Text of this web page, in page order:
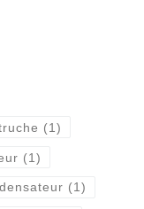
(1)
(1)
(1)